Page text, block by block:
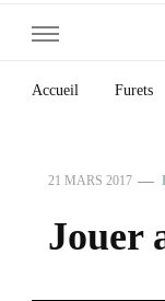
Accueil Furets
21 MARS 2017
Jouer